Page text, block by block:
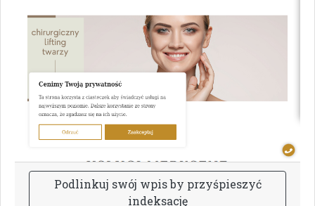
Podlinkuj swój wpisby przyśpieszyć
indeksację